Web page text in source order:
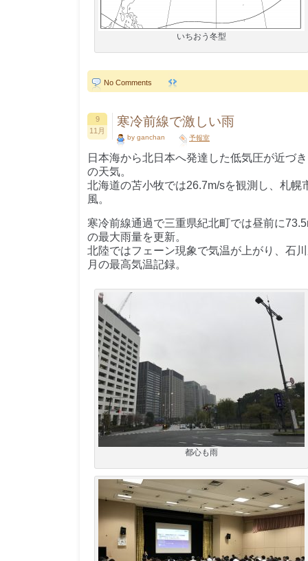
いちおう冬型
No Comments
9
11月
寒冷前線で激しい雨
by ganchan 予報室
日本海から北日本へ発達した低気圧が近づ
の天気。
北海道の苫小牧では26.7m/sを観測し、札幌
風。
寒冷前線通過で三重県紀北町では昼前に
の最大雨量を更新。
北陸ではフェーン現象で気温が上がり、石
月の最高気温記録。
都心も雨